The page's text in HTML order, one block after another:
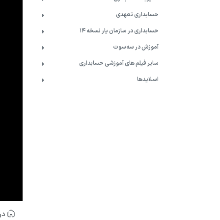
حسابداری تعهدی
حسابداری در سازمان یار نسخه 14
آموزش در سه‌سوت
سایر فیلم های آموزشی حسابداری
اسلایدها